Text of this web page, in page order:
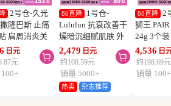
2号仓-久光
隆巴斯 止痛
肩周消炎关
疼 4.6×7.2cm
3个装【第3类
】
日元
元

88直降
1号仓-
Lululun 抗衰改善干
燥暗沉细腻肌肤 外
泌体精华液保湿面膜
7片 3个装 Exosome
增加肌肤弹力透明感
2,479 日元
约108.59元

销量 5000+
热卖 杂志推荐
88直降
2
狮王
24g 3个
疮 去痘
舒缓炎症
类医药品
4,536 日
约198.69元
销量 100+